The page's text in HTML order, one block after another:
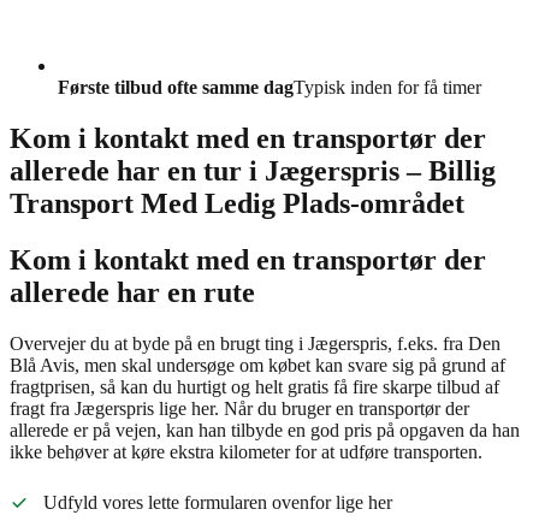
Første tilbud ofte samme dagTypisk inden for få timer
Kom i kontakt med en transportør der
allerede har en tur i Jægerspris – Billig
Transport Med Ledig Plads-området
Kom i kontakt med en transportør der
allerede har en rute
Overvejer du at byde på en brugt ting i Jægerspris, f.eks. fra Den
Blå Avis, men skal undersøge om købet kan svare sig på grund af
fragtprisen, så kan du hurtigt og helt gratis få fire skarpe tilbud af
fragt fra Jægerspris lige her. Når du bruger en transportør der
allerede er på vejen, kan han tilbyde en god pris på opgaven da han
ikke behøver at køre ekstra kilometer for at udføre transporten.
Udfyld vores lette formularen ovenfor lige her